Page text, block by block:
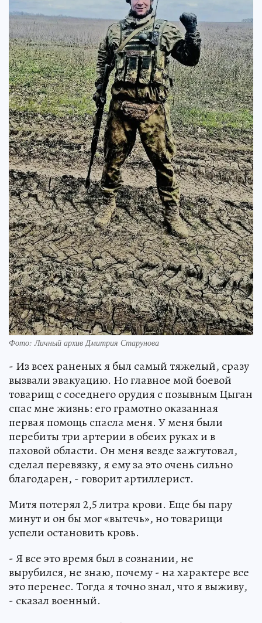
Фото: Личный архив Дмитрия Старунова
- Из всех раненых я был самый тяжелый, сразу
вызвали эвакуацию. Но главное мой боевой
товарищ с соседнего орудия с позывным Цыган
спас мне жизнь: его грамотно оказанная
первая помощь спасла меня. У меня были
перебиты три артерии в обеих руках и в
паховой области. Он меня везде зажгутовал,
сделал перевязку, я ему за это очень сильно
благодарен, - говорит артиллерист.
Митя потерял 2,5 литра крови. Еще бы пару
минут и он бы мог «вытечь», но товарищи
успели остановить кровь.
- Я все это время был в сознании, не
вырубился, не знаю, почему - на характере все
это перенес. Тогда я точно знал, что я выживу,
- сказал военный.